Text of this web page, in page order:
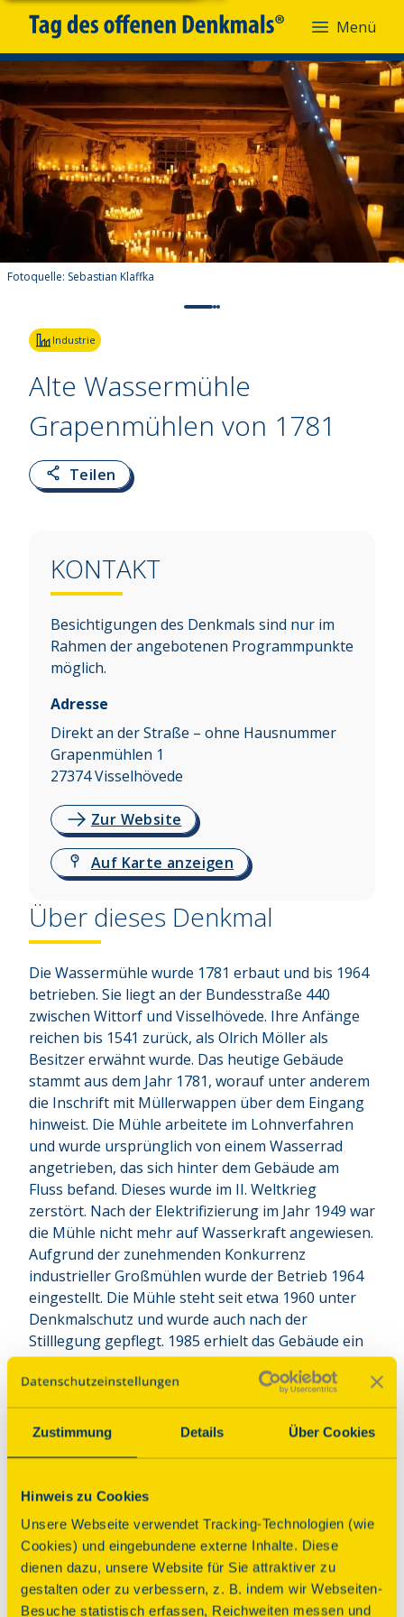
Zustimmung Details Über Cookies
Hinweis zu Cookies
Unsere Webseite verwendet Tracking-Technologien (wie
Cookies) und eingebundene externe Inhalte. Diese
dienen dazu, unsere Website für Sie attraktiver zu
gestalten oder zu verbessern, z. B. indem wir Webseiten-
Besuche statistisch erfassen, Reichweiten messen und
Menü
Fotoquelle: Sebastian Klaffka
Industrie
Alte Wassermühle
Grapenmühlen von 1781
Teilen
KONTAKT
Besichtigungen des Denkmals sind nur im
Rahmen der angebotenen Programmpunkte
möglich.
Adresse
Direkt an der Straße – ohne Hausnummer
Grapenmühlen 1
27374Visselhövede
Zur Website
Auf Karte anzeigen
Über dieses Denkmal
Die Wassermühle wurde 1781 erbaut und bis 1964
betrieben. Sie liegt an der Bundesstraße 440
zwischen Wittorf und Visselhövede. Ihre Anfänge
reichen bis 1541 zurück, als Olrich Möller als
Besitzer erwähnt wurde. Das heutige Gebäude
stammt aus dem Jahr 1781, worauf unter anderem
die Inschrift mit Müllerwappen über dem Eingang
hinweist. Die Mühle arbeitete im Lohnverfahren
und wurde ursprünglich von einem Wasserrad
angetrieben, das sich hinter dem Gebäude am
Fluss befand. Dieses wurde im II. Weltkrieg
zerstört. Nach der Elektrifizierung im Jahr 1949 war
die Mühle nicht mehr auf Wasserkraft angewiesen.
Aufgrund der zunehmenden Konkurrenz
industrieller Großmühlen wurde der Betrieb 1964
eingestellt. Die Mühle steht seit etwa 1960 unter
Denkmalschutz und wurde auch nach der
Stilllegung gepflegt. 1985 erhielt das Gebäude ein
neues Dach. Nach Jahrzehnten des Stillstands
laufen seit einigen Jahren intensive Bemühungen,
die Mühle zu erhalten und wieder mit Leben zu
füllen.
Programm